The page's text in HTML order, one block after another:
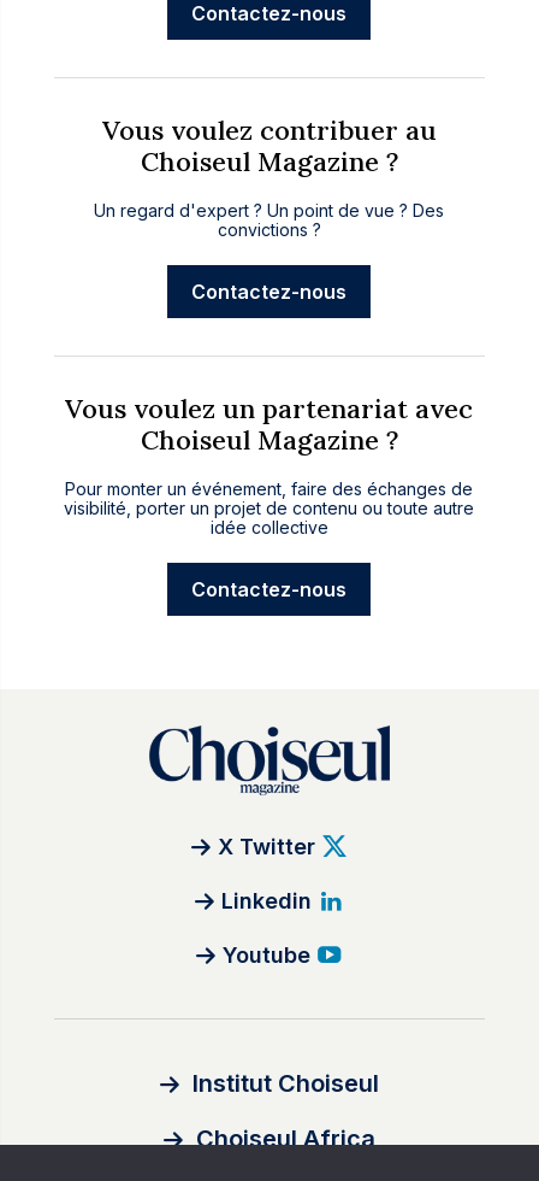
Contactez-nous
Vous voulez contribuer au
Choiseul Magazine ?
Un regard d'expert ? Un point de vue ? Des
convictions ?
Contactez-nous
Vous voulez un partenariat avec
Choiseul Magazine ?
Pour monter un événement, faire des échanges de
visibilité, porter un projet de contenu ou toute autre
idée collective
Contactez-nous
X Twitter
Linkedin
Youtube
Institut Choiseul
Choiseul Africa